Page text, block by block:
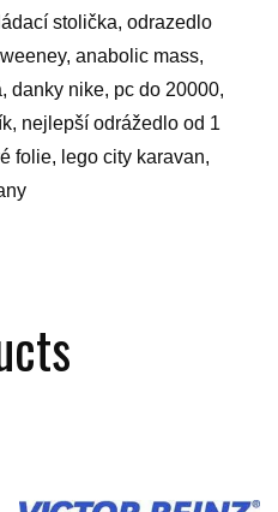
stolička, odrazedlo
anabolic mass,
danky nike, pc do 20000,
nejlepší odrážedlo od 1
folie, lego city karavan,